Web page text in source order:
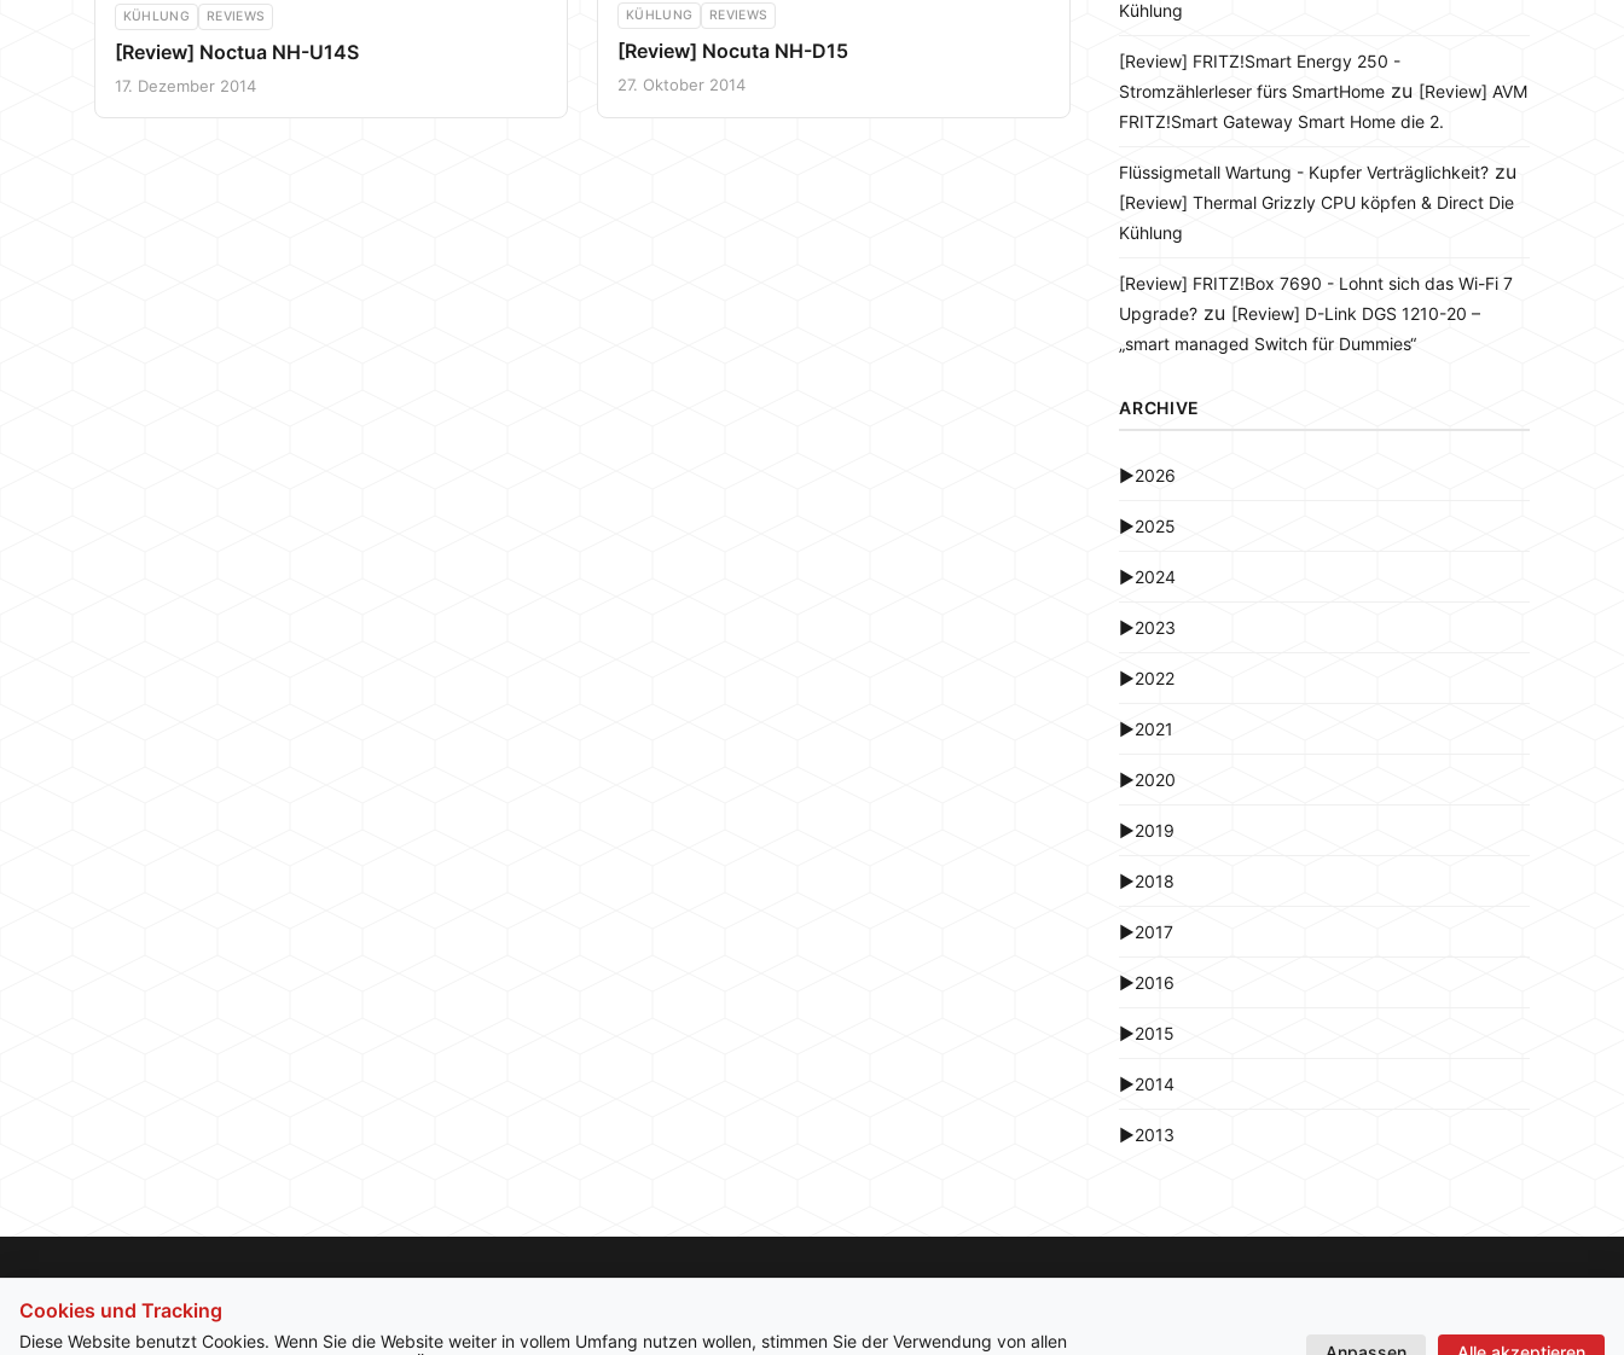
KÜHLUNG REVIEWS
[Review] Noctua NH-U14S
17. Dezember 2014
KÜHLUNG REVIEWS
[Review] Nocuta NH-D15
27. Oktober 2014
Kühlung
[Review] FRITZ!Smart Energy 250 -
Stromzählerleser fürs SmartHome zu [Review] AVM
FRITZ!Smart Gateway Smart Home die 2.
Flüssigmetall Wartung - Kupfer Verträglichkeit? zu
[Review] Thermal Grizzly CPU köpfen & Direct Die
Kühlung
[Review] FRITZ!Box 7690 - Lohnt sich das Wi-Fi 7
Upgrade? zu [Review] D-Link DGS 1210-20 –
„smart managed Switch für Dummies“
ARCHIVE
►2026
►2025
►2024
►2023
►2022
►2021
►2020
►2019
►2018
►2017
►2016
►2015
►2014
►2013
Cookies und Tracking
Diese Website benutzt Cookies. Wenn Sie die Website weiter in vollem Umfang nutzen wollen, stimmen Sie der Verwendung von allen